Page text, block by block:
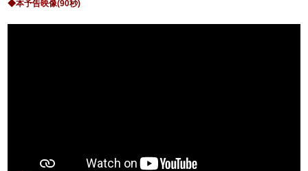
◆本予告映像(90秒)